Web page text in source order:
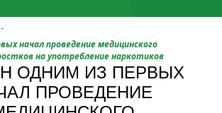
-
начал проведение медицинского
на употребление наркотиков
ОДНИМ ИЗ ПЕРВЫХ
ПРОВЕДЕНИЕ